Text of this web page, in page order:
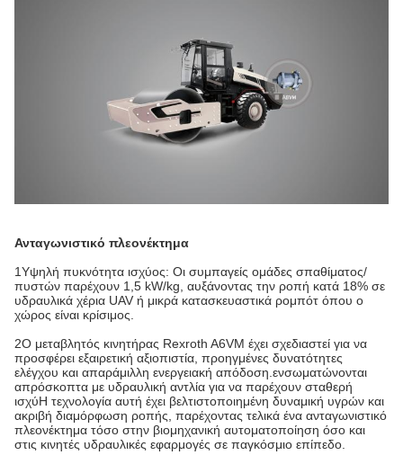
Ανταγωνιστικό πλεονέκτημα
1Υψηλή πυκνότητα ισχύος: Οι συμπαγείς ομάδες σπαθίματος/
πυστών παρέχουν 1,5 kW/kg, αυξάνοντας την ροπή κατά 18% σε
υδραυλικά χέρια UAV ή μικρά κατασκευαστικά ρομπότ όπου ο
χώρος είναι κρίσιμος.
2Ο μεταβλητός κινητήρας Rexroth A6VM έχει σχεδιαστεί για να
προσφέρει εξαιρετική αξιοπιστία, προηγμένες δυνατότητες
ελέγχου και απαράμιλλη ενεργειακή απόδοση.ενσωματώνονται
απρόσκοπτα με υδραυλική αντλία για να παρέχουν σταθερή
ισχύΗ τεχνολογία αυτή έχει βελτιστοποιημένη δυναμική υγρών και
ακριβή διαμόρφωση ροπής, παρέχοντας τελικά ένα ανταγωνιστικό
πλεονέκτημα τόσο στην βιομηχανική αυτοματοποίηση όσο και
στις κινητές υδραυλικές εφαρμογές σε παγκόσμιο επίπεδο.